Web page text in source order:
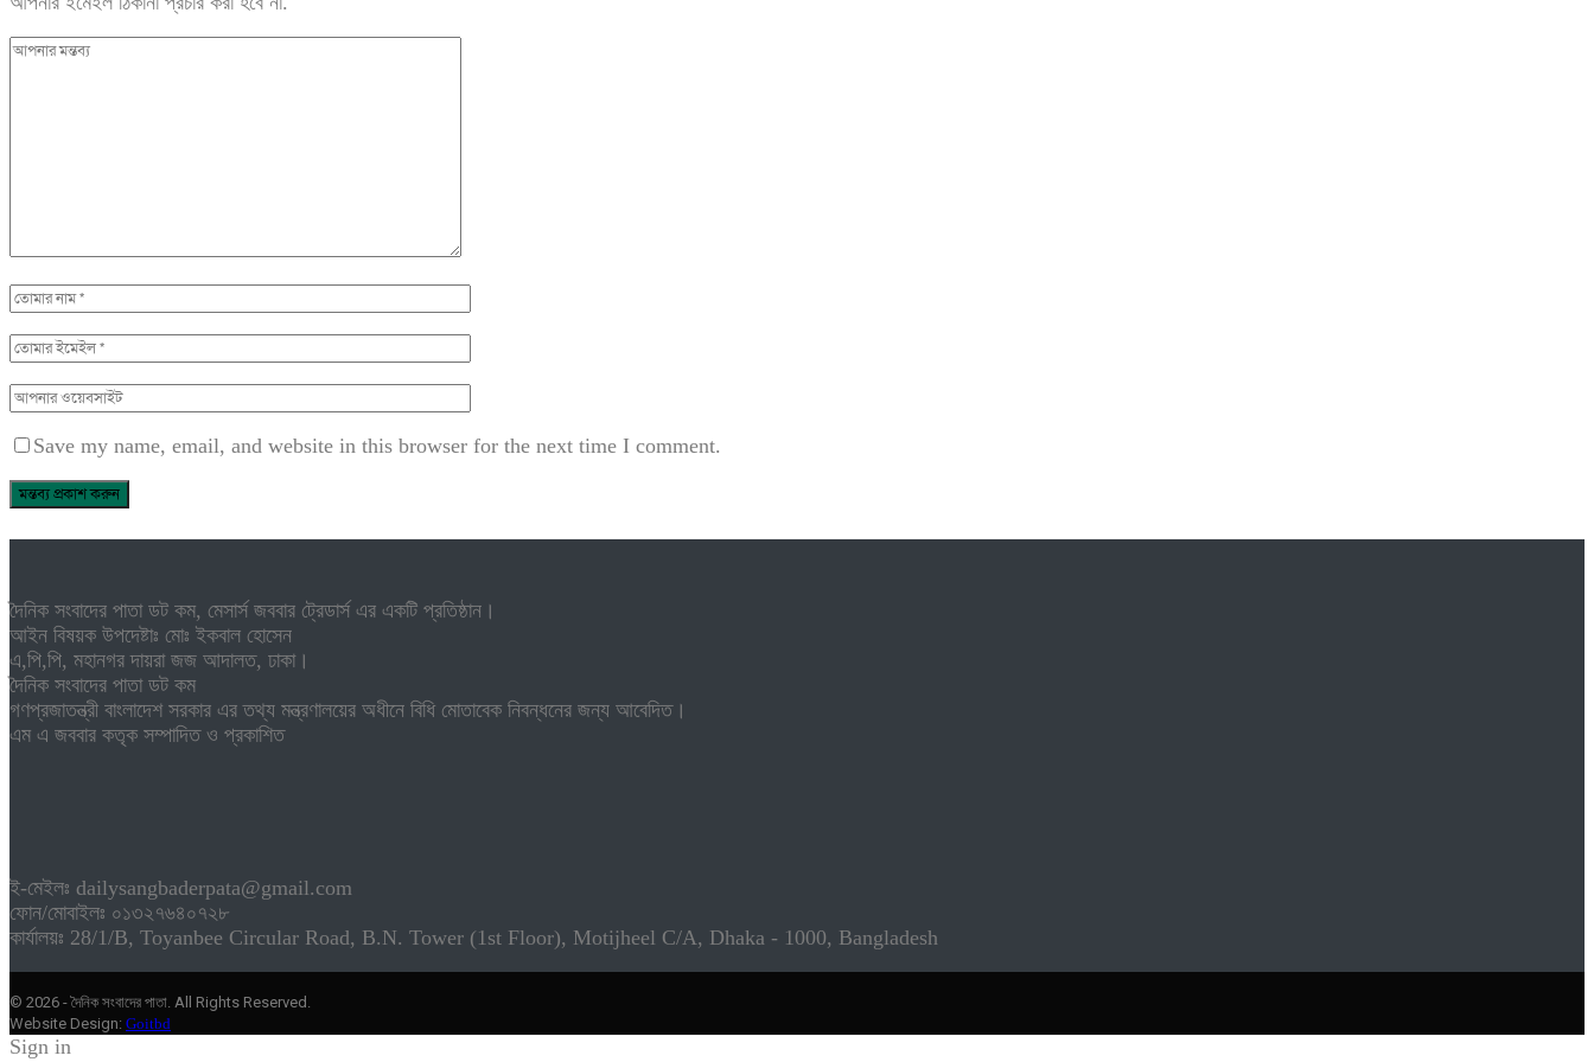
Save my name, email, and website in this browser for the next time I comment.
দৈনিক সংবাদের পাতা ডট কম, মেসার্স জববার ট্রেডার্স এর একটি প্রতিষ্ঠান।
আইন বিষয়ক উপদেষ্টাঃ মোঃ ইকবাল হোসেন
এ,পি,পি, মহানগর দায়রা জজ আদালত, ঢাকা।
দৈনিক সংবাদের পাতা ডট কম
গণপ্রজাতন্ত্রী বাংলাদেশ সরকার এর তথ্য মন্ত্রণালয়ের অধীনে বিধি মোতাবেক নিবন্ধনের জন্য আবেদিত।
এম এ জববার কতৃক সম্পাদিত ও প্রকাশিত
ই-মেইলঃ dailysangbaderpata@gmail.com
ফোন/মোবাইলঃ ০১৩২৭৬৪০৭২৮
কার্যালয়ঃ 28/1/B, Toyanbee Circular Road, B.N. Tower (1st Floor), Motijheel C/A, Dhaka - 1000, Bangladesh
© 2026 - দৈনিক সংবাদের পাতা. All Rights Reserved.
Website Design: Goitbd
Sign in